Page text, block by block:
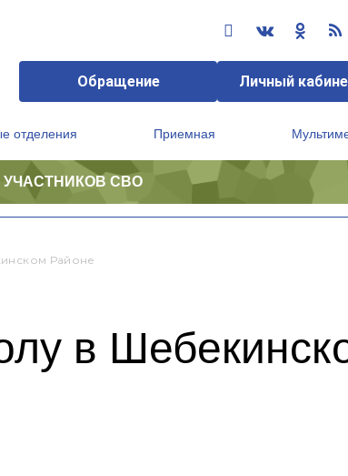
Обращение Личный
отделения Приемная
УЧАСТНИКОВ СВО
Районе
в